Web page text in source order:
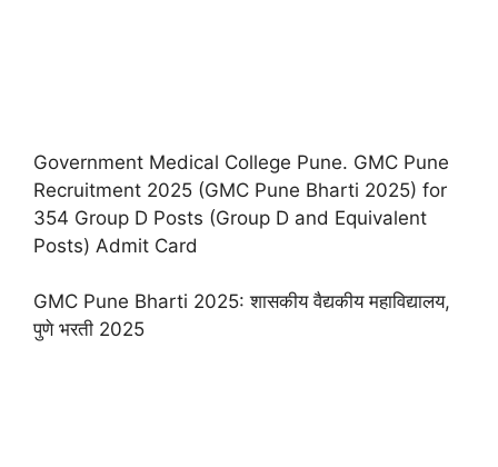
Government Medical College Pune. GMC Pune
Recruitment 2025 (GMC Pune Bharti 2025) for
354 Group D Posts (Group D and Equivalent
Posts) Admit Card
GMC Pune Bharti 2025: शासकीय वैद्यकीय महाविद्यालय,
पुणे भरती 2025